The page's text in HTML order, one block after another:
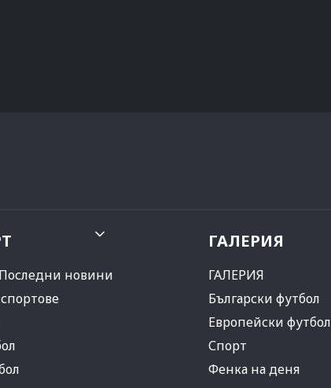
новини
ГАЛЕРИЯ
ГАЛЕРИЯ
Български футбол
Европейски футбол
Спорт
Фенка на деня